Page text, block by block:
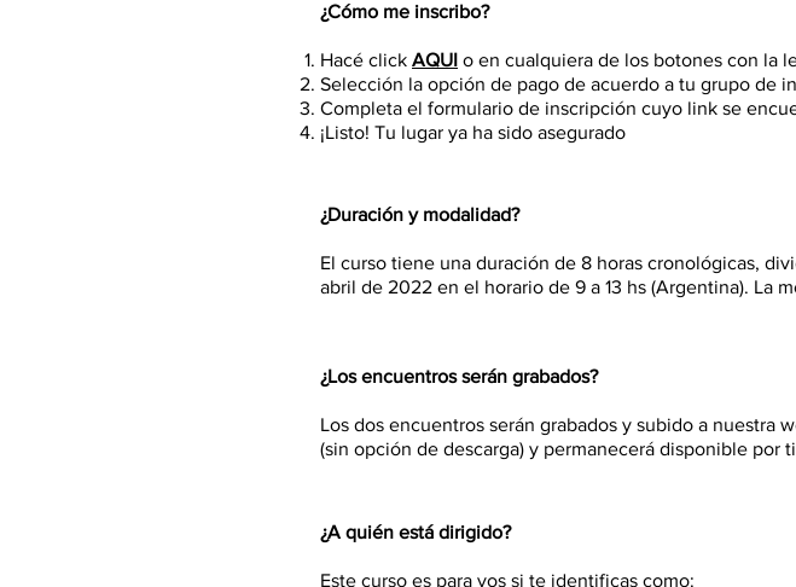
¿Cómo me inscribo?
Hacé click AQUI o en cualquiera de los botones con la
Selección la opción de pago de acuerdo a tu grupo de
Completa el formulario de inscripción cuyo link se
¡Listo! Tu lugar ya ha sido asegurado
¿Duración y modalidad?
El curso tiene una duración de 8 horas cronológicas,
abril de 2022 en el horario de 9 a 13 hs (Argentina). La
¿Los encuentros serán grabados?
Los dos encuentros serán grabados y subido a nuestra
(sin opción de descarga) y permanecerá disponible por
¿A quién está dirigido?
Este curso es para vos si te identificas como: